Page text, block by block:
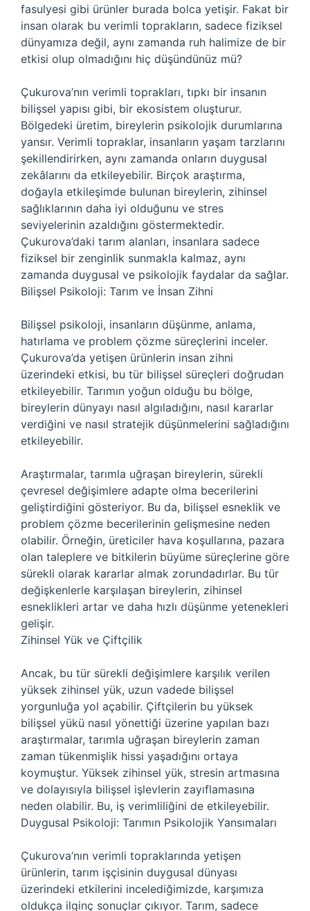
fasulyesi gibi ürünler burada bolca yetişir. Fakat bir
insan olarak bu verimli toprakların, sadece fiziksel
dünyamıza değil, aynı zamanda ruh halimize de bir
etkisi olup olmadığını hiç düşündünüz mü?
Çukurova’nın verimli toprakları, tıpkı bir insanın
bilişsel yapısı gibi, bir ekosistem oluşturur.
Bölgedeki üretim, bireylerin psikolojik durumlarına
yansır. Verimli topraklar, insanların yaşam tarzlarını
şekillendirirken, aynı zamanda onların duygusal
zekâlarını da etkileyebilir. Birçok araştırma,
doğayla etkileşimde bulunan bireylerin, zihinsel
sağlıklarının daha iyi olduğunu ve stres
seviyelerinin azaldığını göstermektedir.
Çukurova’daki tarım alanları, insanlara sadece
fiziksel bir zenginlik sunmakla kalmaz, aynı
zamanda duygusal ve psikolojik faydalar da sağlar.
Bilişsel Psikoloji: Tarım ve İnsan Zihni
Bilişsel psikoloji, insanların düşünme, anlama,
hatırlama ve problem çözme süreçlerini inceler.
Çukurova’da yetişen ürünlerin insan zihni
üzerindeki etkisi, bu tür bilişsel süreçleri doğrudan
etkileyebilir. Tarımın yoğun olduğu bu bölge,
bireylerin dünyayı nasıl algıladığını, nasıl kararlar
verdiğini ve nasıl stratejik düşünmelerini sağladığını
etkileyebilir.
Araştırmalar, tarımla uğraşan bireylerin, sürekli
çevresel değişimlere adapte olma becerilerini
geliştirdiğini gösteriyor. Bu da, bilişsel esneklik ve
problem çözme becerilerinin gelişmesine neden
olabilir. Örneğin, üreticiler hava koşullarına, pazara
olan taleplere ve bitkilerin büyüme süreçlerine göre
sürekli olarak kararlar almak zorundadırlar. Bu tür
değişkenlerle karşılaşan bireylerin, zihinsel
esneklikleri artar ve daha hızlı düşünme yetenekleri
gelişir.
Zihinsel Yük ve Çiftçilik
Ancak, bu tür sürekli değişimlere karşılık verilen
yüksek zihinsel yük, uzun vadede bilişsel
yorgunluğa yol açabilir. Çiftçilerin bu yüksek
bilişsel yükü nasıl yönettiği üzerine yapılan bazı
araştırmalar, tarımla uğraşan bireylerin zaman
zaman tükenmişlik hissi yaşadığını ortaya
koymuştur. Yüksek zihinsel yük, stresin artmasına
ve dolayısıyla bilişsel işlevlerin zayıflamasına
neden olabilir. Bu, iş verimliliğini de etkileyebilir.
Duygusal Psikoloji: Tarımın Psikolojik Yansımaları
Çukurova’nın verimli topraklarında yetişen
ürünlerin, tarım işçisinin duygusal dünyası
üzerindeki etkilerini incelediğimizde, karşımıza
oldukça ilginç sonuçlar çıkıyor. Tarım, sadece